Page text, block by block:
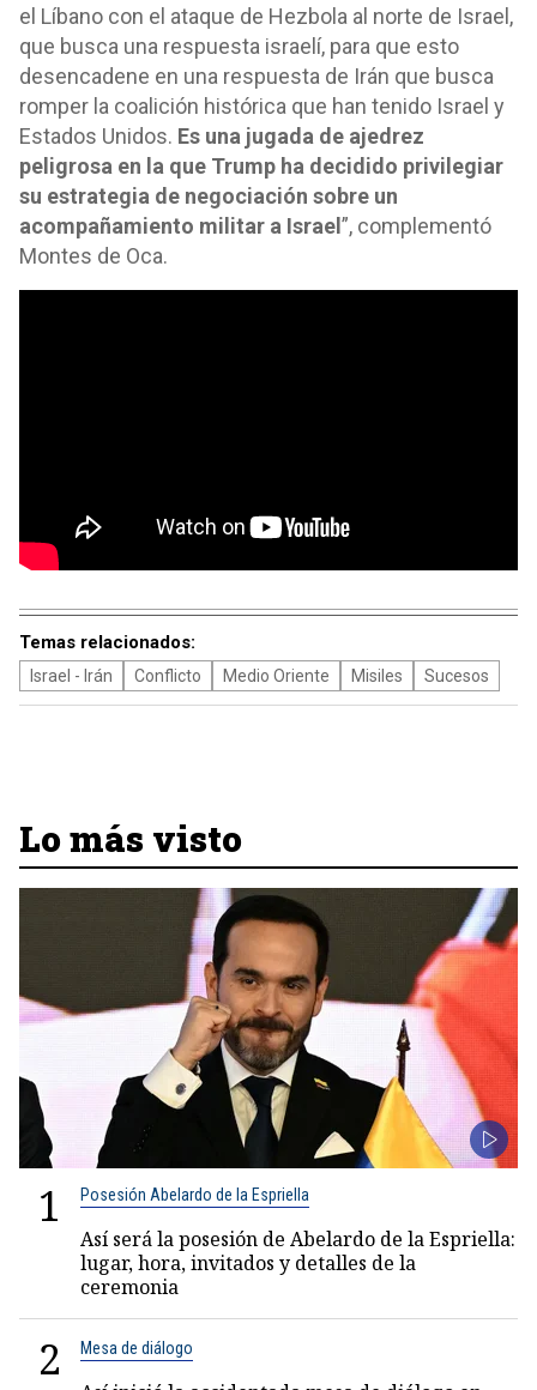
el Líbano con el ataque de Hezbola al norte de Israel,
que busca una respuesta israelí, para que esto
desencadene en una respuesta de Irán que busca
romper la coalición histórica que han tenido Israel y
Estados Unidos. Es una jugada de ajedrez
peligrosa en la que Trump ha decidido privilegiar
su estrategia de negociación sobre un
acompañamiento militar a Israel ”, complementó
Montes de Oca.
Temas relacionados:
Israel - Irán Conflicto Medio Oriente Misiles Sucesos
Lo más visto
1 Posesión Abelardo de la Espriella
Así será la posesión de Abelardo de la Espriella:
lugar, hora, invitados y detalles de la
ceremonia
2 Mesa de diálogo